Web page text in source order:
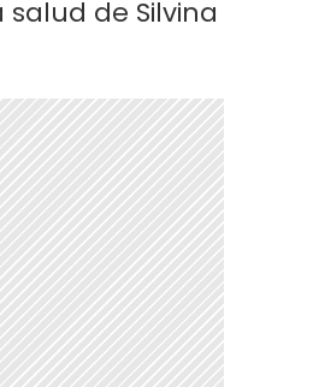
de Silvina